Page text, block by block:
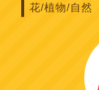
花/植物/自然